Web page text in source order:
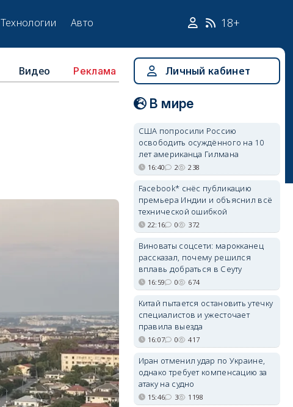
Технологии Авто 18+
Видео Реклама Личный кабинет
В мире
США попросили Россию
освободить осуждённого на 10
лет американца Гилмана
16:40 2 238
Facebook* снёс публикацию
премьера Индии и объяснил всё
технической ошибкой
22:16 0 372
Виноваты соцсети: марокканец
рассказал, почему решился
вплавь добраться в Сеуту
16:59 0 674
Китай пытается остановить утечку
специалистов и ужесточает
правила выезда
16:07 0 417
Иран отменил удар по Украине,
однако требует компенсацию за
атаку на судно
15:46 3 1198